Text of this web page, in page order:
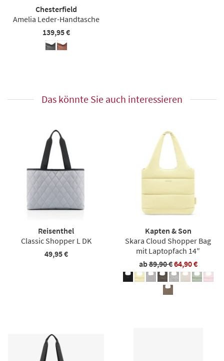
Chesterfield
Amelia Leder-Handtasche
139,95 €
Das könnte Sie auch interessieren
Reisenthel
Classic Shopper L DK
49,95 €
Kapten & Son
Skara Cloud Shopper Bag
mit Laptopfach 14″
ab89,90 €64,90 €